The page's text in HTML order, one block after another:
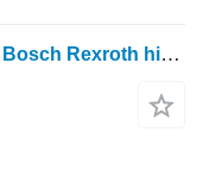
Sauer-Danfoss Lexion 750 Danfos Bosch Rexroth hidraulična pumpa KRR045DECD2NN za Claas Lexion 750 kombajna za žito